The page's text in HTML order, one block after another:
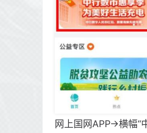
网上国网APP->横幅